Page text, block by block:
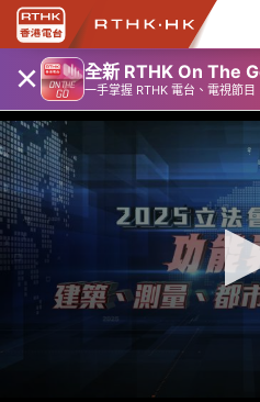
× 全新 RTHK On The
一手掌握 RTHK 電台、電視節目